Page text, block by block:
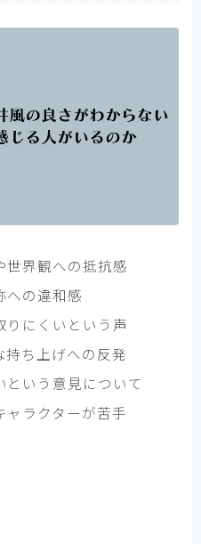
世界観への抵抗感
への違和感
りにくいという声
持ち上げへの反発
という意見について
ャラクターが苦手